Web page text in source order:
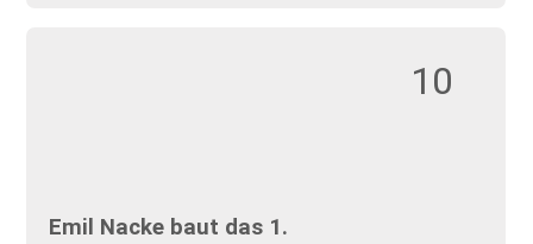
10
Emil Nacke baut das 1.